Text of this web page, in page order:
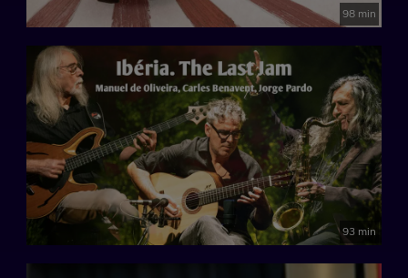
98 min
93 min